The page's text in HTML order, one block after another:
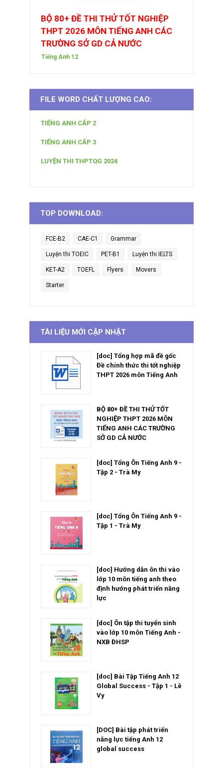
BỘ 80+ ĐỀ THI THỬ TỐT NGHIỆP
THPT 2026 MÔN TIẾNG ANH CÁC
TRƯỜNG SỞ GD CẢ NƯỚC
Tiếng Anh 12
FILE WORD CHẤT LƯỢNG CAO:
TIẾNG ANH CẤP 2
TIẾNG ANH CẤP 3
LUYỆN THI THPTQG 2024
TOP DOWNLOAD:
FCE-B2 CAE-C1 Grammar
Luyện thi TOEIC PET-B1 Luyện thi IELTS
KET-A2 TOEFL Flyers Movers
Starter
TÀI LIỆU MỚI CẬP NHẬT
[doc] Tổng hợp mã đề gốc
Đề chính thức thi tốt nghiệp
THPT 2026 môn Tiếng Anh
BỘ 80+ ĐỀ THI THỬ TỐT
NGHIỆP THPT 2026 MÔN
TIẾNG ANH CÁC TRƯỜNG
SỞ GD CẢ NƯỚC
[doc] Tổng Ôn Tiếng Anh 9 -
Tập 2 - Trà My
[doc] Tổng Ôn Tiếng Anh 9 -
Tập 1 - Trà My
[doc] Hướng dẫn ôn thi vào
lớp 10 môn tiếng anh theo
định hướng phát triển năng
lực
[doc] Ôn tập thi tuyển sinh
vào lớp 10 môn Tiếng Anh -
NXB ĐHSP
[doc] Bài Tập Tiếng Anh 12
Global Success - Tập 1 - Lê
Vy
[DOC] Bài tập phát triển
năng lực tiếng Anh 12
global success